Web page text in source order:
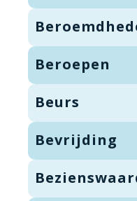
Beroepen
Beurs
Bevrijding